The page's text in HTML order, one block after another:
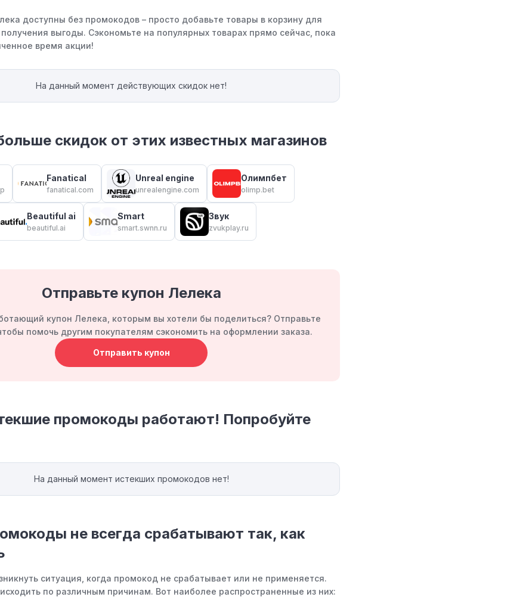
доступны без промокодов – просто добавьте товары в корзину для
выгоды. Сэкономьте на популярных товарах прямо сейчас, пока
время акции!
На данный момент действующих скидок нет!
скидок от этих известных магазинов
Fanatical
fanatical.com
Unreal engine
unrealengine.com
Олимпбет
olimp.bet
Beautiful ai
beautiful.ai
Smart
smart.swnn.ru
Звук
zvukplay.ru
Отправьте купон Лелека
купон Лелека, которым вы хотели бы поделиться? Отправьте
помочь другим покупателям сэкономить на оформлении заказа.
Отправить купон
промокоды работают! Попробуйте
На данный момент истекших промокодов нет!
не всегда срабатывают так, как
ситуация, когда промокод не срабатывает или не применяется.
по различным причинам. Вот наиболее распространенные из них: